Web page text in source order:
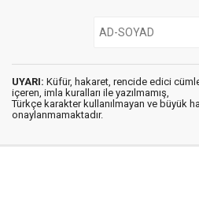
UYARI: Küfür, hakaret, rencide edici
içeren, imla kuralları ile yazılmamış,
Türkçe karakter kullanılmayan ve büyük
onaylanmamaktadır.